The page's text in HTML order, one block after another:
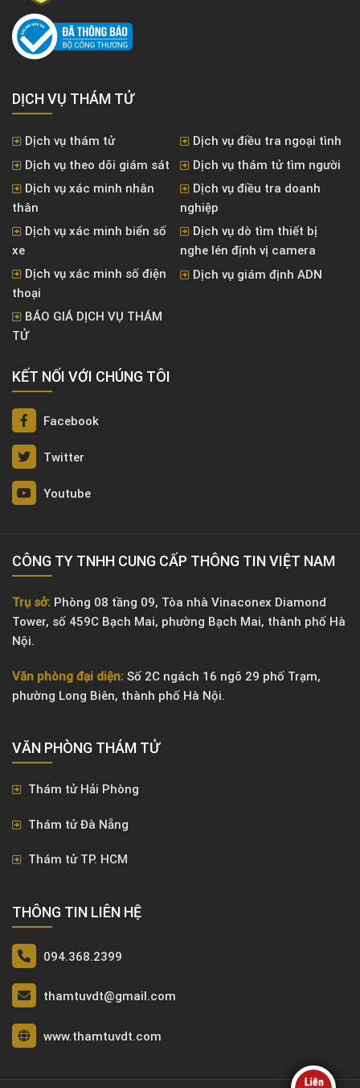
DỊCH VỤ THÁM TỬ
Dịch vụ thám tử
Dịch vụ điều tra ngoại tình
Dịch vụ theo dõi giám sát
Dịch vụ thám tử tìm người
Dịch vụ xác minh nhân
thân
Dịch vụ điều tra doanh
nghiệp
Dịch vụ xác minh biển số
xe
Dịch vụ dò tìm thiết bị
nghe lén định vị camera
Dịch vụ xác minh số điện
thoại
Dịch vụ giám định ADN
BÁO GIÁ DỊCH VỤ THÁM
TỬ
KẾT NỐI VỚI CHÚNG TÔI
Facebook
Twitter
Youtube
CÔNG TY TNHH CUNG CẤP THÔNG TIN VIỆT NAM
Trụ sở: Phòng 08 tầng 09, Tòa nhà Vinaconex Diamond
Tower, số 459C Bạch Mai, phường Bạch Mai, thành phố Hà
Nội.
Văn phòng đại diện: Số 2C ngách 16 ngõ 29 phố Trạm,
phường Long Biên, thành phố Hà Nội.
VĂN PHÒNG ​THÁM TỬ
Thám tử Hải Phòng
Thám tử Đà Nẵng
Thám tử TP. HCM
THÔNG TIN LIÊN HỆ
094.368.2399
thamtuvdt@gmail.com
www.thamtuvdt.com